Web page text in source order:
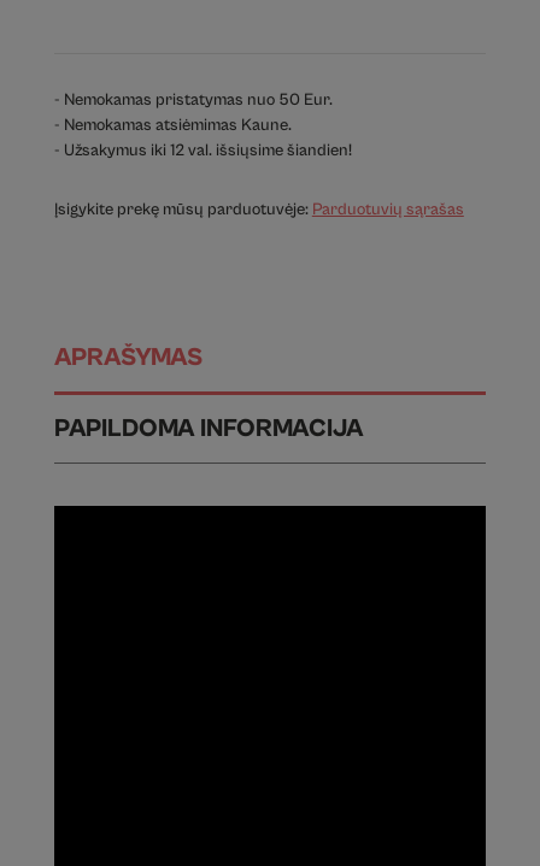
- Nemokamas pristatymas nuo 50 Eur.
- Nemokamas atsiėmimas Kaune.
- Užsakymus iki 12 val. išsiųsime šiandien!
Įsigykite prekę mūsų parduotuvėje: Parduotuvių sąrašas
APRAŠYMAS
PAPILDOMA INFORMACIJA